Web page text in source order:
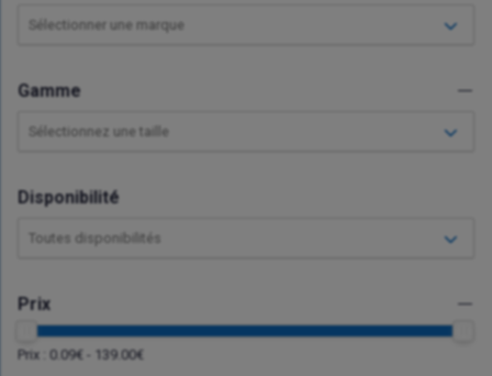
Sélectionner une marque
Gamme
Sélectionnez une taille
Disponibilité
Toutes disponibilités
Prix
Prix : 0.09€ - 139.00€